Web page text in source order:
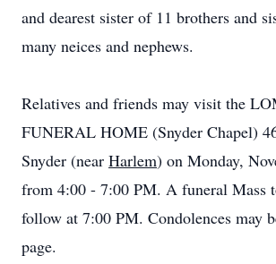
and dearest sister of 11 brothers and
many neices and nephews.
Relatives and friends may visit the
FUNERAL HOME (Snyder Chapel)
Snyder (near Harlem) on Monday,
from 4:00 - 7:00 PM. A funeral Mass
follow at 7:00 PM. Condolences may
page.